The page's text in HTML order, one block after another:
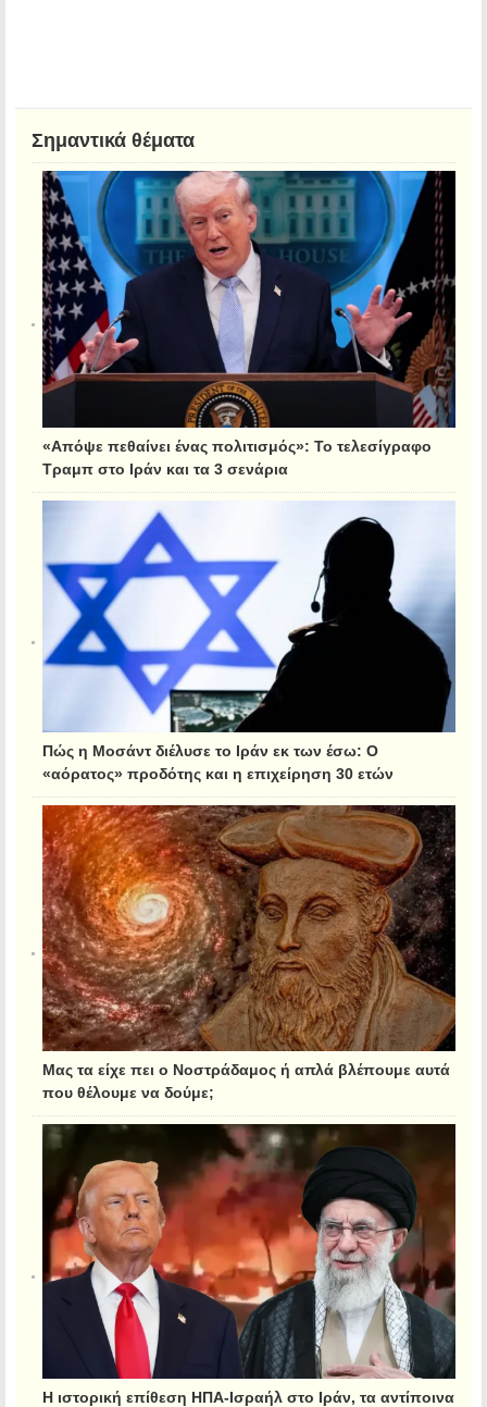
Σημαντικά θέματα
«Απόψε πεθαίνει ένας πολιτισμός»: Το τελεσίγραφο
Τραμπ στο Ιράν και τα 3 σενάρια
Πώς η Μοσάντ διέλυσε το Ιράν εκ των έσω: Ο
«αόρατος» προδότης και η επιχείρηση 30 ετών
Μας τα είχε πει ο Νοστράδαμος ή απλά βλέπουμε αυτά
που θέλουμε να δούμε;
Η ιστορική επίθεση ΗΠΑ-Ισραήλ στο Ιράν, τα αντίποινα